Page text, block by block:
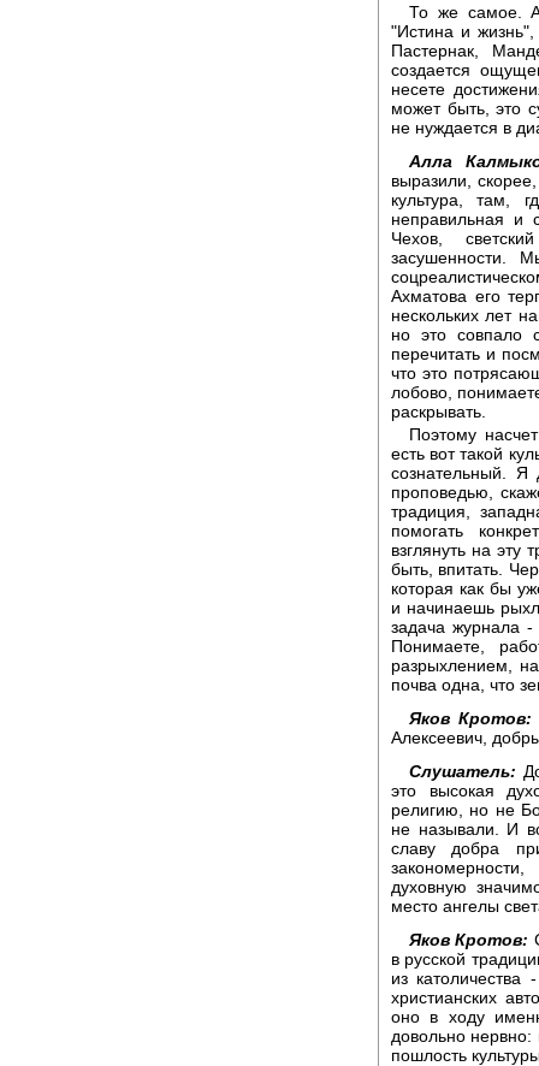
То же самое.
"Истина и
Пастернак,
создается
несете
может быть, это
не нуждается в
Алла
выразили,
культура, там,
неправильная и
Чехов,
засушенности.
Ахматова его
нескольких лет
но это совпало
перечитать и
что это
лобово,
раскрывать.
Поэтому
есть вот такой
сознательный. Я
проповедью,
традиция,
помогать
взглянуть на эту
быть, впитать.
которая как бы
и начинаешь
задача журнала -
Понимаете,
разрыхлением,
почва одна, что
Яков Кротов:
Алексеевич,
Слушатель:
это высокая
религию, но не
не называли. И
славу добра
духовную
место ангелы
Яков Кротов:
в русской
из католичества
христианских
оно в ходу
довольно нервно:
пошлость